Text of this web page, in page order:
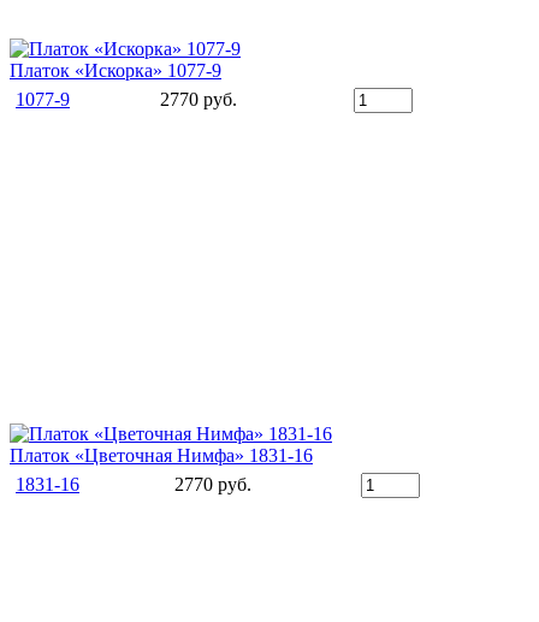
Платок «Искорка» 1077-9
1077-9
2770 руб.
Платок «Цветочная Нимфа» 1831-16
1831-16
2770 руб.